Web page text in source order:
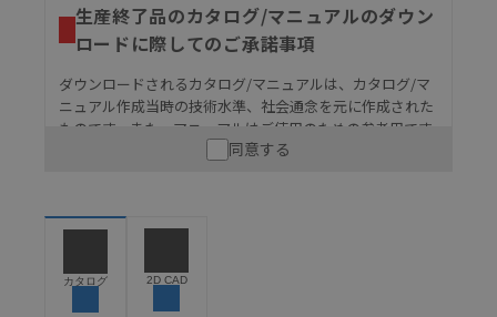
生産終了品のカタログ/マニュアルのダウン
ロードに際してのご承諾事項
ダウンロードされるカタログ/マニュアルは、カタログ/マ
ニュアル作成当時の技術水準、社会通念を元に作成された
ものです。また、マニュアルはご使用のための参考用です
ので、ご使用にあたっての安全性については十分にご配慮
うな用途に使用される場合には、システム全体として
保できるよう設計されていること、および本製品が全
同意する
カタログ 2D CAD